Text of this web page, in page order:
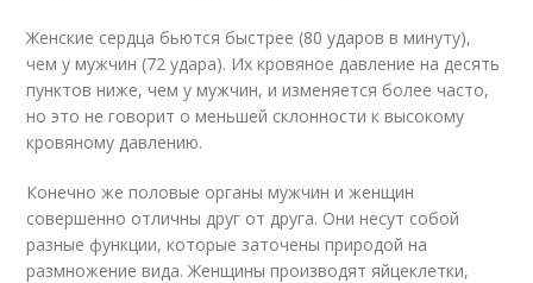
Женские сердца бьются быстрее (80 ударов в минуту),
чем у мужчин (72 удара). Их кровяное давление на десять
пунктов ниже, чем у мужчин, и изменяется более часто,
но это не говорит о меньшей склонности к высокому
кровяному давлению.
Конечно же половые органы мужчин и женщин
совершенно отличны друг от друга. Они несут собой
разные функции, которые заточены природой на
размножение вида. Женщины производят яйцеклетки,